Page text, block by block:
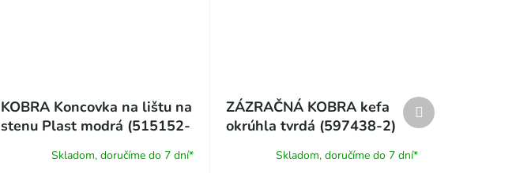
KOBRA Koncovka na lištu na
stenu Plast modrá (515152-
Skladom, doručíme do 7 dní*
ZÁZRAČNÁ KOBRA kefa
okrúhla tvrdá (597438-2)
Skladom, doručíme do 7 dní*
Ďalší
produkt